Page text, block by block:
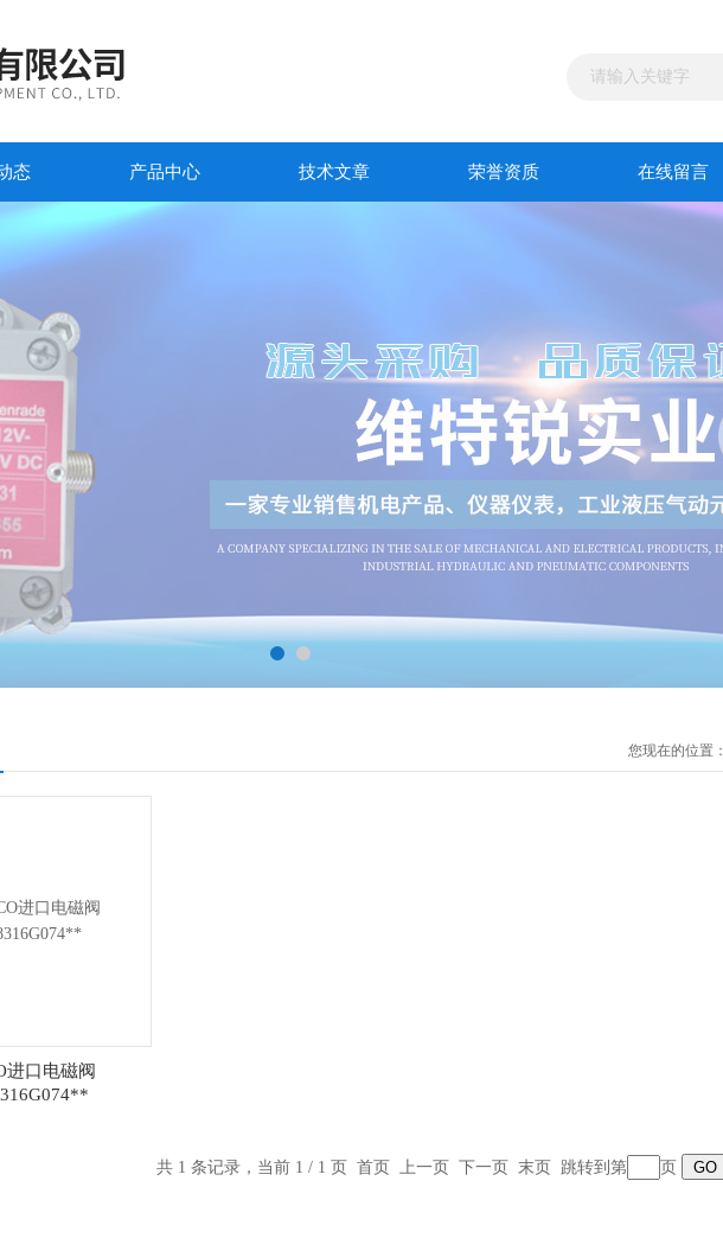
态 产品中心 技术文章 荣誉资质 在线留言
您现在的位置：
进口电磁阀
共 1 条记录，当前 1 / 1 页 首页 上一页 下一页 末页 跳转到第 页